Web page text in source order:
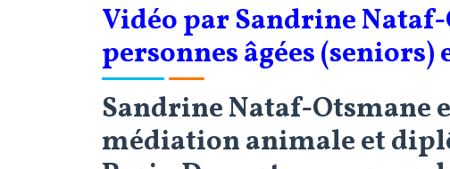
Vidéo par Sandrine Nataf-
personnes âgées
Sandrine Nataf-Otsmane
médiation animale et